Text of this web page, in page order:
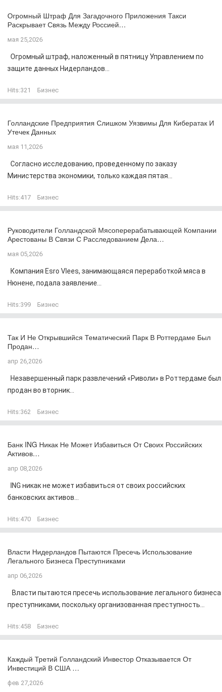
Огромный Штраф Для Загадочного Приложения Такси
Раскрывает Связь Между Россией…
мая 25,2026
Огромный штраф, наложенный в пятницу Управлением по
защите данных Нидерландов...
Hits:321 Бизнес
Голландские Предприятия Слишком Уязвимы Для Кибератак И
Утечек Данных
мая 11,2026
Согласно исследованию, проведенному по заказу
Министерства экономики, только каждая пятая...
Hits:417 Бизнес
Руководители Голландской Мясоперерабатывающей Компании
Арестованы В Связи С Расследованием Дела…
мая 05,2026
Компания Esro Vlees, занимающаяся переработкой мяса в
Нюнене, подала заявление...
Hits:399 Бизнес
Так И Не Открывшийся Тематический Парк В Роттердаме Был
Продан…
апр 26,2026
Незавершенный парк развлечений «Риволи» в Роттердаме был
продан во вторник...
Hits:362 Бизнес
Банк ING Никак Не Может Избавиться От Своих Российских
Активов…
апр 08,2026
ING никак не может избавиться от своих российских
банковских активов...
Hits:470 Бизнес
Власти Нидерландов Пытаются Пресечь Использование
Легального Бизнеса Преступниками
апр 06,2026
Власти пытаются пресечь использование легального бизнеса
преступниками, поскольку организованная преступность...
Hits:458 Бизнес
Каждый Третий Голландский Инвестор Отказывается От
Инвестиций В США …
фев 27,2026